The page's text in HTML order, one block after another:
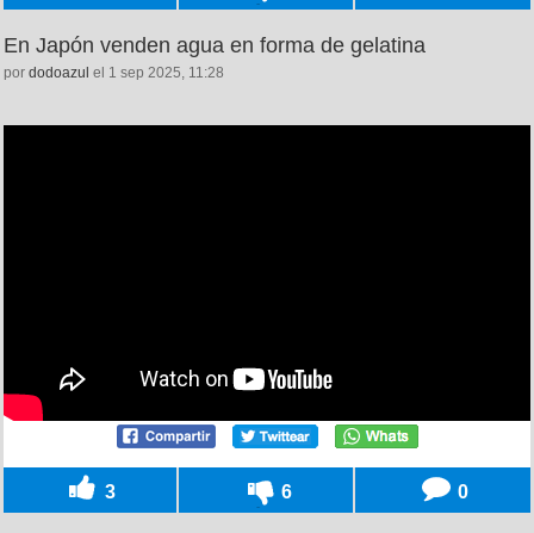
En Japón venden agua en forma de gelatina
por dodoazul el 1 sep 2025, 11:28
3 6 0